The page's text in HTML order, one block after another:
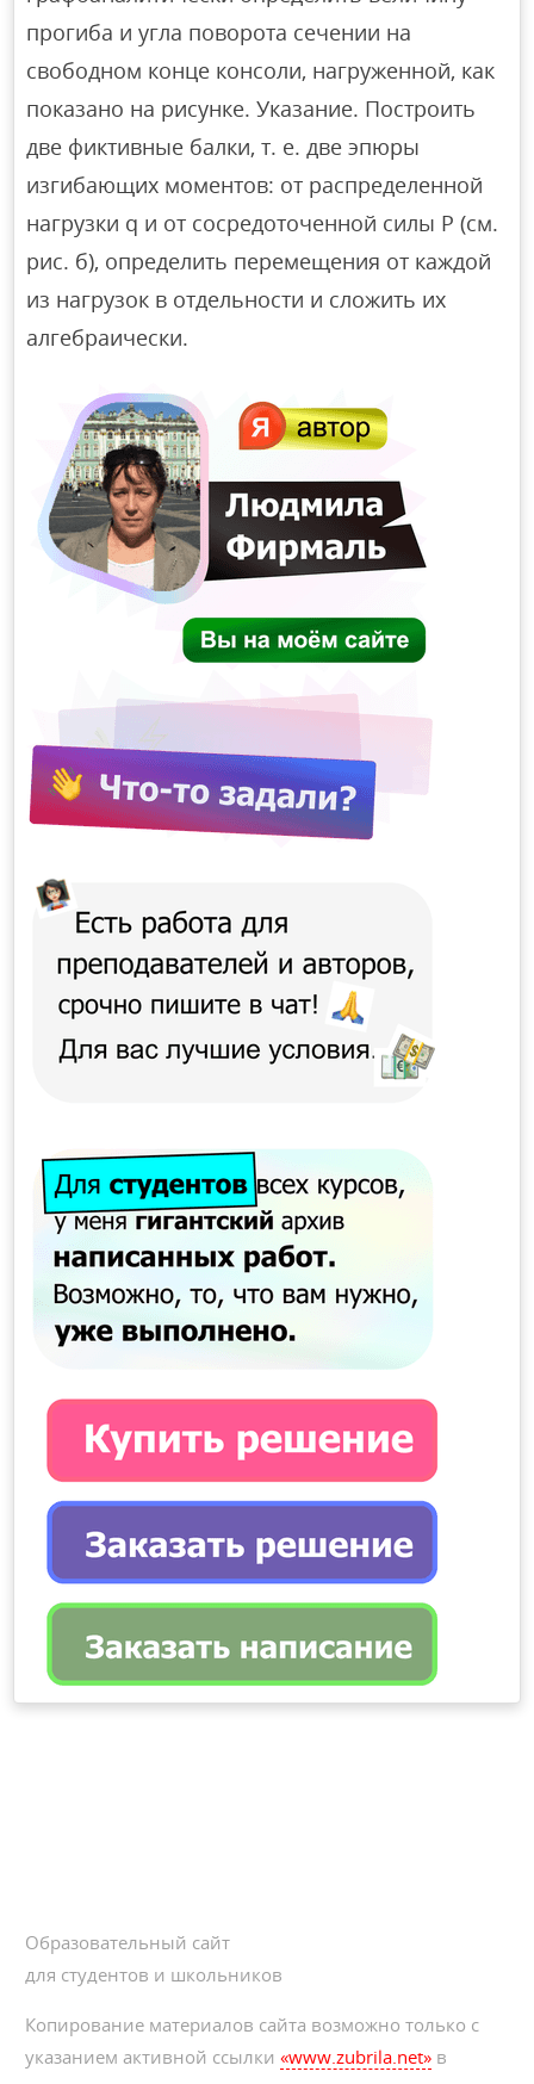
прогиба и угла поворота сечении на
свободном конце консоли, нагруженной, как
показано на рисунке. Указание. Построить
две фиктивные балки, т. е. две эпюры
изгибающих моментов: от распределенной
нагрузки q и от сосредоточенной силы Р (см.
рис. б), определить перемещения от каждой
из нагрузок в отдельности и сложить их
алгебраически.
Образовательный сайт
для студентов и школьников
Копирование материалов сайта возможно только с
указанием активной ссылки«www.zubrila.net» в